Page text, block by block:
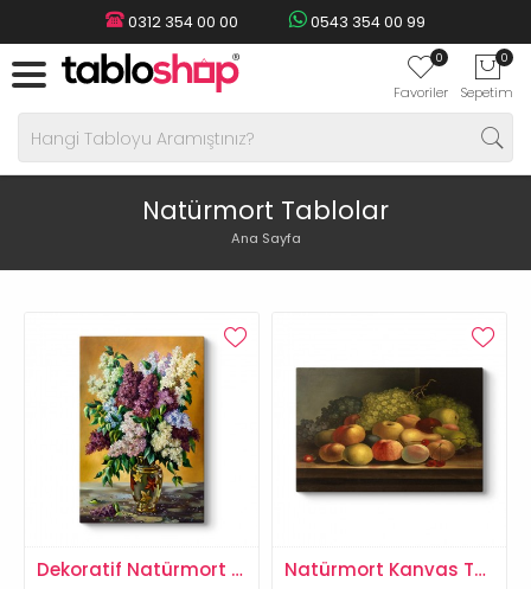
0312 354 00 00 0543 354 00 99
0
Favoriler
0
Sepetim
Natürmort Tablolar
Ana Sayfa
Dekoratif Natürmort Tablo Natürmort Kanvas Tablo